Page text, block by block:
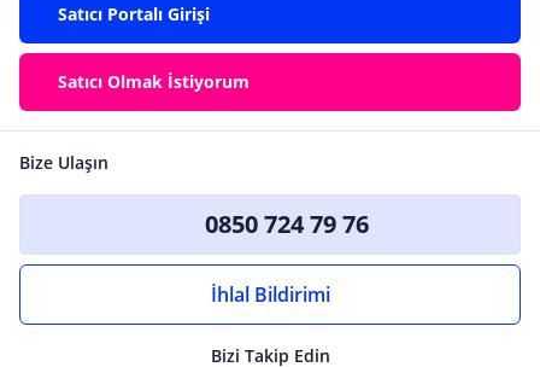
Satıcı Portalı Girişi
Satıcı Olmak İstiyorum
Bize Ulaşın
0850 724 79 76
İhlal Bildirimi
Bizi Takip Edin